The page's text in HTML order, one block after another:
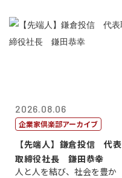
2026.08.06
企業家倶楽部アーカイブ
【先端人】鎌倉投信 代表
取締役社長 鎌田恭幸
人と人を結び、社会を豊か